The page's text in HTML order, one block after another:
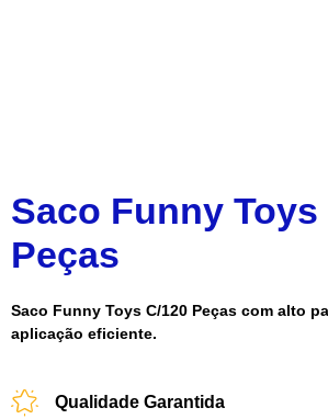
Saco Funny Toys
Peças
Saco Funny Toys C/120 Peças com alto
aplicação eficiente.
Qualidade Garantida